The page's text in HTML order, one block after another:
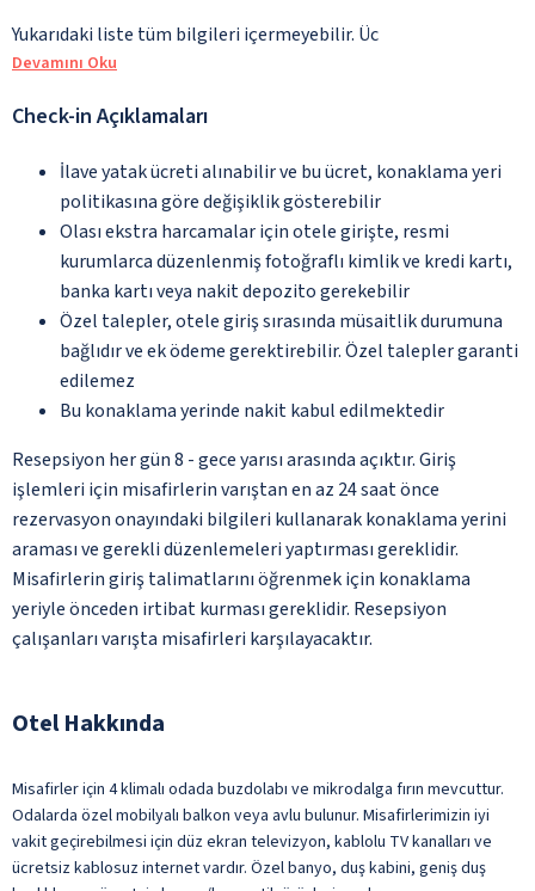
Yukarıdaki liste tüm bilgileri içermeyebilir. Üc
Devamını Oku
Check-in Açıklamaları
İlave yatak ücreti alınabilir ve bu ücret, konaklama yeri
politikasına göre değişiklik gösterebilir
Olası ekstra harcamalar için otele girişte, resmi
kurumlarca düzenlenmiş fotoğraflı kimlik ve kredi kartı,
banka kartı veya nakit depozito gerekebilir
Özel talepler, otele giriş sırasında müsaitlik durumuna
bağlıdır ve ek ödeme gerektirebilir. Özel talepler garanti
edilemez
Bu konaklama yerinde nakit kabul edilmektedir
Resepsiyon her gün 8 - gece yarısı arasında açıktır. Giriş
işlemleri için misafirlerin varıştan en az 24 saat önce
rezervasyon onayındaki bilgileri kullanarak konaklama yerini
araması ve gerekli düzenlemeleri yaptırması gereklidir.
Misafirlerin giriş talimatlarını öğrenmek için konaklama
yeriyle önceden irtibat kurması gereklidir. Resepsiyon
çalışanları varışta misafirleri karşılayacaktır.
Otel Hakkında
Misafirler için 4 klimalı odada buzdolabı ve mikrodalga fırın mevcuttur.
Odalarda özel mobilyalı balkon veya avlu bulunur. Misafirlerimizin iyi
vakit geçirebilmesi için düz ekran televizyon, kablolu TV kanalları ve
ücretsiz kablosuz internet vardır. Özel banyo, duş kabini, geniş duş